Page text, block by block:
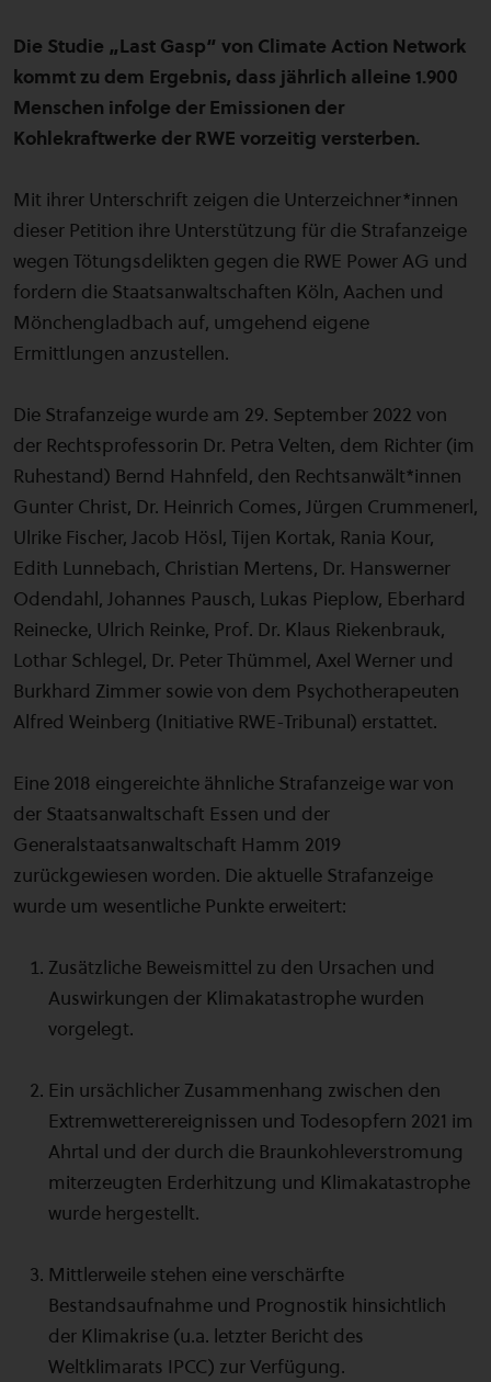
Die Studie „Last Gasp“ von Climate Action Network
kommt zu dem Ergebnis, dass jährlich alleine 1.900
Menschen infolge der Emissionen der
Kohlekraftwerke der RWE vorzeitig versterben.
Mit ihrer Unterschrift zeigen die Unterzeichner*innen
dieser Petition ihre Unterstützung für die Strafanzeige
wegen Tötungsdelikten gegen die RWE Power AG und
fordern die Staatsanwaltschaften Köln, Aachen und
Mönchengladbach auf, umgehend eigene
Ermittlungen anzustellen.
Die Strafanzeige wurde am 29. September 2022 von
der Rechtsprofessorin Dr. Petra Velten, dem Richter (im
Ruhestand) Bernd Hahnfeld, den Rechtsanwält*innen
Gunter Christ, Dr. Heinrich Comes, Jürgen Crummenerl,
Ulrike Fischer, Jacob Hösl, Tijen Kortak, Rania Kour,
Edith Lunnebach, Christian Mertens, Dr. Hanswerner
Odendahl, Johannes Pausch, Lukas Pieplow, Eberhard
Reinecke, Ulrich Reinke, Prof. Dr. Klaus Riekenbrauk,
Lothar Schlegel, Dr. Peter Thümmel, Axel Werner und
Burkhard Zimmer sowie von dem Psychotherapeuten
Alfred Weinberg (Initiative RWE-Tribunal) erstattet.
Eine 2018 eingereichte ähnliche Strafanzeige war von
der Staatsanwaltschaft Essen und der
Generalstaatsanwaltschaft Hamm 2019
zurückgewiesen worden. Die aktuelle Strafanzeige
wurde um wesentliche Punkte erweitert:
Zusätzliche Beweismittel zu den Ursachen und
Auswirkungen der Klimakatastrophe wurden
vorgelegt.
Ein ursächlicher Zusammenhang zwischen den
Extremwetterereignissen und Todesopfern 2021 im
Ahrtal und der durch die Braunkohleverstromung
miterzeugten Erderhitzung und Klimakatastrophe
wurde hergestellt.
Mittlerweile stehen eine verschärfte
Bestandsaufnahme und Prognostik hinsichtlich
der Klimakrise (u.a. letzter Bericht des
Weltklimarats IPCC) zur Verfügung.